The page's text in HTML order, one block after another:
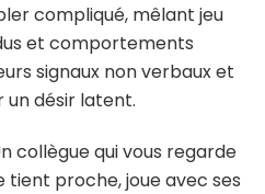
compliqué, mêlant jeu
et comportements
signaux non verbaux et
désir latent.
collègue qui vous regarde
tient proche, joue avec ses